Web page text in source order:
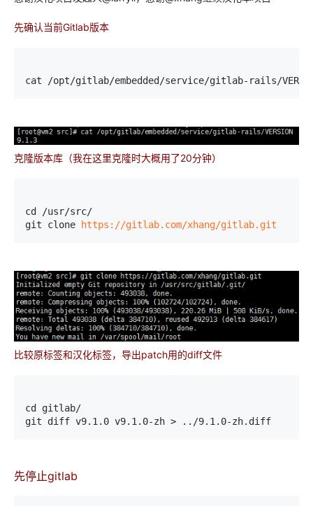
先确认当前Gitlab版本
cat /opt/gitlab/embedded/service/gitlab-rails/
克隆版本库（我在这里克隆时大概用了20分钟）
cd /usr/src/
git clone
https://gitlab.com/xhang/gitlab.git
比较原标签和汉化标签，导出patch用的diff文件
cd gitlab/
git diff v9.1.0 v9.1.0-zh > ../9.1.0-zh.diff
先停止gitlab